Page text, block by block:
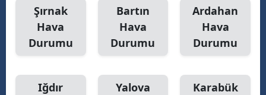
Şırnak
Hava
Durumu
Bartın
Hava
Durumu
Ardahan
Hava
Durumu
Iğdır
Yalova
Karabük